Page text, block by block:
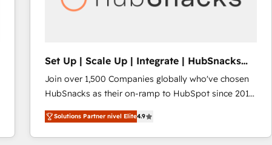
future.” Others agree it is proof of trust built through
Set Up | Scale Up | Integrate | HubSnacks
FlexPlan
Join over 1,500 Companies globally who've chosen
HubSnacks as their on-ramp to HubSpot since 2014
Simple pay-as-you-go plans that accelerate value...
1️⃣ Set Up | Onboarding New or Check-fixing existing
HubSpot portals 2️⃣ Scale Up | 100% HubSpot Task
Solutions Partner nivel Elite4.9